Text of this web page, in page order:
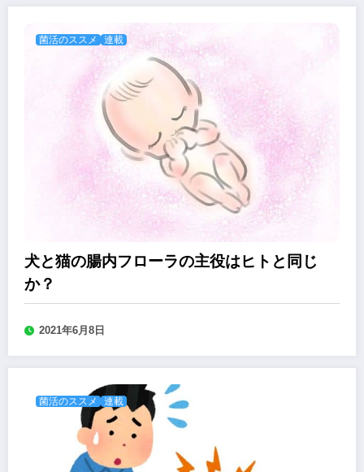
菌活のススメ 連載
犬と猫の腸内フローラの主役はヒトと同じ
か？
2021年6月8日
菌活のススメ 連載